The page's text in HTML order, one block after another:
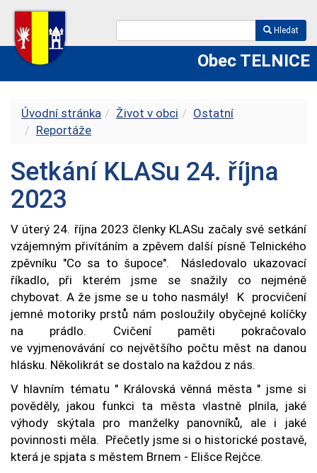
Hledat
Obec TELNICE
Úvodní stránka Život v obci
Ostatní
Reportáže
Setkání KLASu 24. října
2023
V úterý 24. října 2023 členky KLASu začaly své setkání
vzájemným přivítáním a zpěvem další písně Telnického
zpěvníku "Co sa to šupoce". Následovalo ukazovací
říkadlo, při kterém jsme se snažily co nejméně
chybovat. A že jsme se u toho nasmály! K procvičení
jemné motoriky prstů nám posloužily obyčejné kolíčky
na prádlo. Cvičení paměti pokračovalo
ve vyjmenovávání co největšího počtu měst na danou
hlásku. Několikrát se dostalo na každou z nás.
V hlavním tématu " Královská věnná města " jsme si
pověděly, jakou funkci ta města vlastně plnila, jaké
výhody skýtala pro manželky panovníků, ale i jaké
povinnosti měla. Přečetly jsme si o historické postavě,
která je spjata s městem Brnem - Elišce Rejčce.